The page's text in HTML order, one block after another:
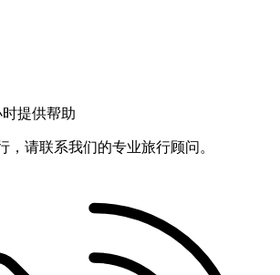
提供帮助
，请联系我们的专业旅行顾问。